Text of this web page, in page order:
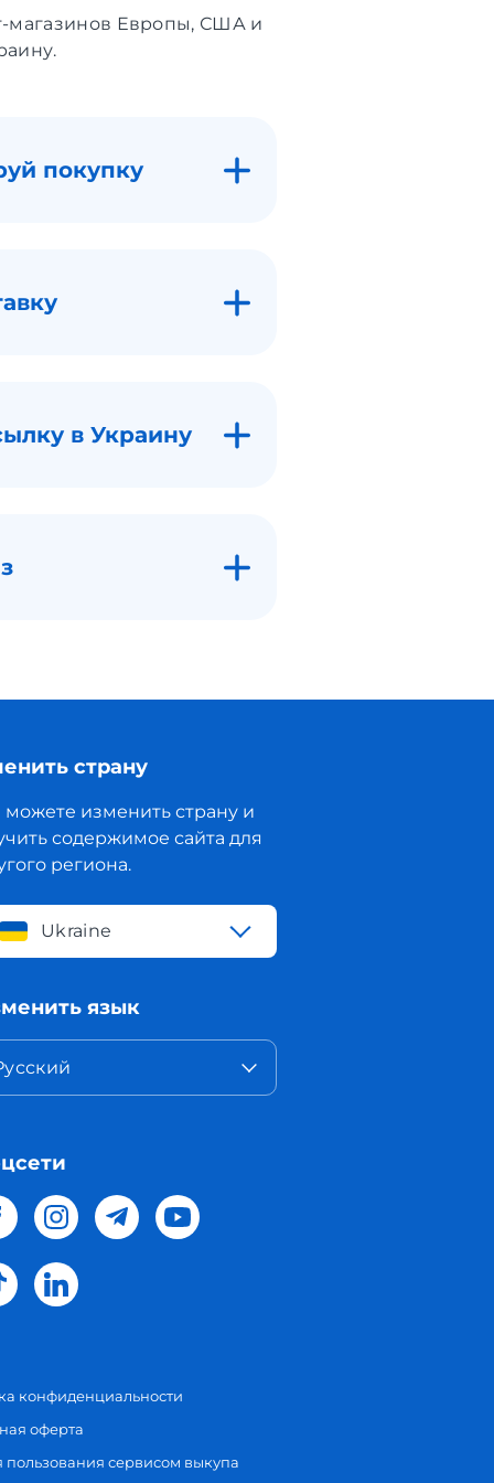
магазинов Европы, США и
покупку
в Украину
страну
изменить страну и
содержимое сайта для
региона.
Ukraine
язык
конфиденциальности
оферта
пользования сервисом выкупа